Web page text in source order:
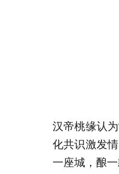
汉帝桃缘认 为
化共识激发
一座城，酿